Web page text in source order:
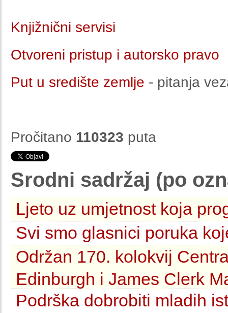
Knjižnični servisi
Otvoreni pristup i autorsko pravo
Put u središte zemlje - pitanja
Pročitano 110323 puta
Srodni sadržaj (po
Ljeto uz umjetnost koja
Svi smo glasnici poruka
Održan 170. kolokvij
Edinburgh i James Clerk
Podrška dobrobiti mladih